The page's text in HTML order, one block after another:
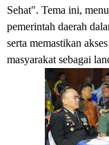
Sehat". Tema ini,
pemerintah daerah
serta memastikan
masyarakat sebagai